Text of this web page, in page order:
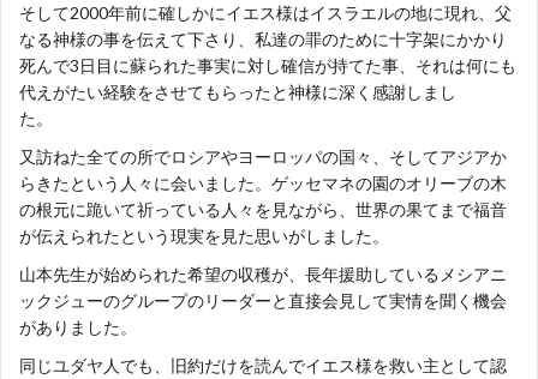
そして2000年前に確しかにイエス様はイスラエルの地に現れ、父
なる神様の事を伝えて下さり、私達の罪のために十字架にかかり
死んで3日目に蘇られた事実に対し確信が持てた事、それは何にも
代えがたい経験をさせてもらったと神様に深く感謝しまし
た。
又訪ねた全ての所でロシアやヨーロッパの国々、そしてアジアか
らきたという人々に会いました。ゲッセマネの園のオリーブの木
の根元に跪いて祈っている人々を見ながら、世界の果てまで福音
が伝えられたという現実を見た思いがしました。
山本先生が始められた希望の収穫が、長年援助しているメシアニ
ックジューのグループのリーダーと直接会見して実情を聞く機会
がありました。
同じユダヤ人でも、旧約だけを読んでイエス様を救い主として認